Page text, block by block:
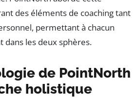
des éléments de coaching tant
permettant à chacun
dans les deux sphères.
de PointNorth
holistique